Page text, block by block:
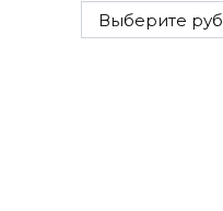
Все
рубрики